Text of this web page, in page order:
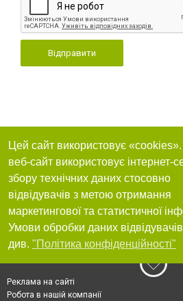
Відправити
Цей сайт використовує
веб-сайт використовує інтернет-
збору технічних даних стосовно
відвідувачів з метою отримання
маркетингової та статистичної
Умови обробки даних
див. "Політика конфіденційності"
Реклама на сайті
Робота в нашій компанії